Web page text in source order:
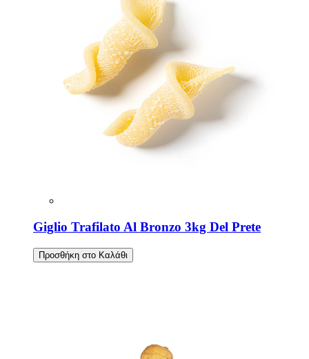
Giglio Trafilato Al Bronzo 3kg Del Prete
Προσθήκη στο Καλάθι